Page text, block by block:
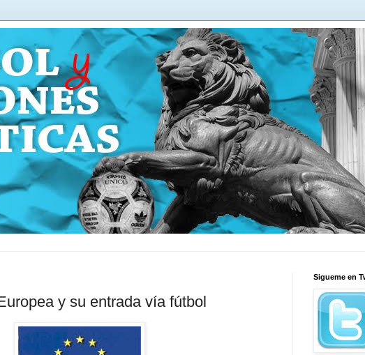
y su entrada vía fútbol
Sigueme en